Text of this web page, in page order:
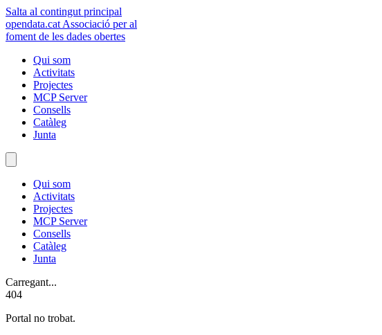
Salta al contingut principal
opendata.cat Associació per al
foment de les dades obertes
Qui som
Activitats
Projectes
MCP Server
Consells
Catàleg
Junta
Qui som
Activitats
Projectes
MCP Server
Consells
Catàleg
Junta
Carregant...
404
Portal no trobat.